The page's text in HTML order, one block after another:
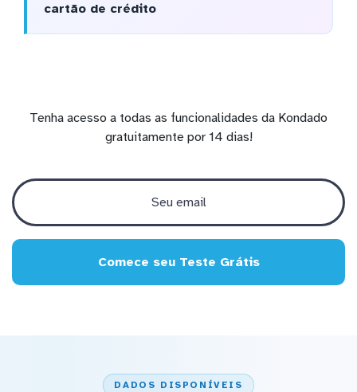
cartão de crédito
Tenha acesso a todas as funcionalidades da Kondado
gratuitamente por 14 dias!
Comece seu Teste Grátis
DADOS DISPONÍVEIS